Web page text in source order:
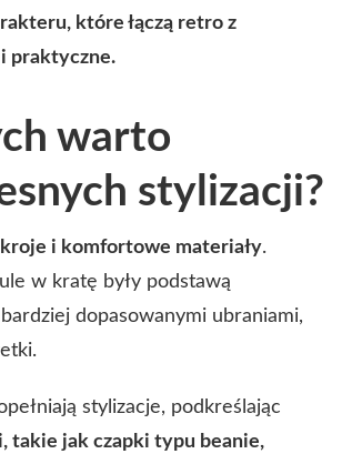
które łączą retro z
praktyczne.
warto
stylizacji?
kroje i komfortowe materiały.
w kratę były podstawą
dopasowanymi ubraniami,
stylizacje, podkreślając
takie jak czapki typu beanie,